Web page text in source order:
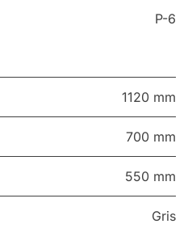
P-6
1120 mm
700 mm
550 mm
Gris